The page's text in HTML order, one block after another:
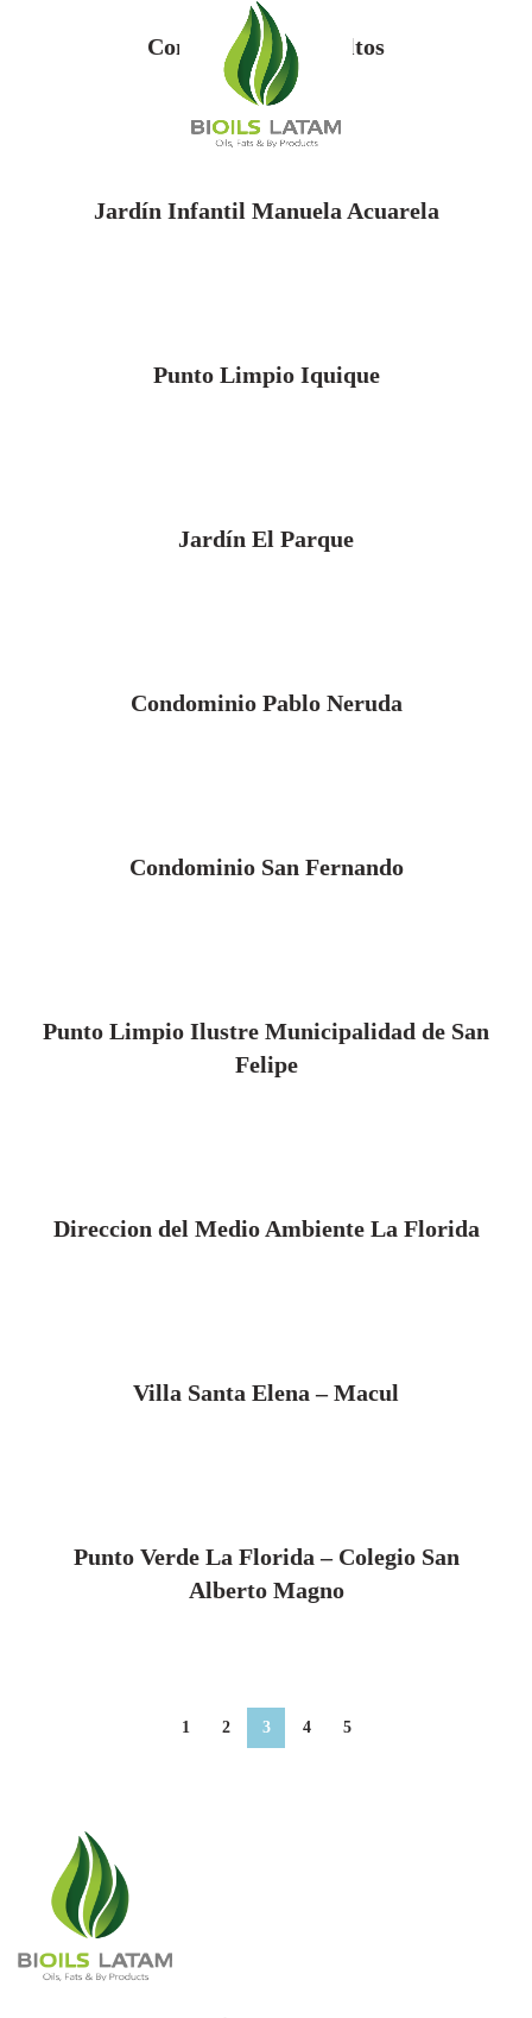
Condominio Los Paltos
Jardín Infantil Manuela Acuarela
Punto Limpio Iquique
Jardín El Parque
Condominio Pablo Neruda
Condominio San Fernando
Punto Limpio Ilustre Municipalidad de San
Felipe
Direccion del Medio Ambiente La Florida
Villa Santa Elena – Macul
Punto Verde La Florida – Colegio San
Alberto Magno
1 2 3 4 5